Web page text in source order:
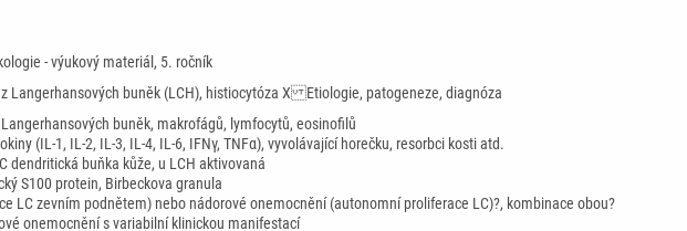
- výukový materiál, 5. ročník
Langerhansových buněk (LCH), histiocytóza X Etiologie, patogeneze, diagnóza
buněk, makrofágů, lymfocytů, eosinofilů
(IL-1, IL-2, IL-3, IL-4, IL-6, IFNγ, TNFα), vyvolávající horečku, resorbci kosti atd.
dendritická buňka kůže, u LCH aktivovaná
S100 protein, Birbeckova granula
LC zevním podnětem) nebo nádorové onemocnění (autonomní proliferace LC)?, kombinace obou?
onemocnění s variabilní klinickou manifestací